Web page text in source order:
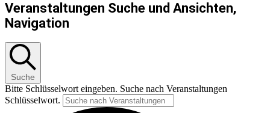
Veranstaltungen Suche und Ansichten,
Navigation
Suche
Bitte Schlüsselwort eingeben. Suche nach Veranstaltungen
Schlüsselwort.